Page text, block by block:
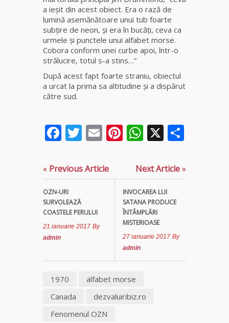
Rodica
singura
Mamei
Omida
vindecătoare
de farmece și
care
5 tipuri de
a ieşit din acest obiect. Era o rază de
lumină asemănătoare unui tub foarte
subţire de neon, şi era în bucăţi, ceva ca
urmele şi punctele unui alfabet morse.
Cobora conform unei curbe apoi, într-o
strălucire, totul s-a stins…”
După acest fapt foarte straniu, obiectul
a urcat la prima sa altitudine şi a dispărut
către sud.
Facebook
Twitter
EmailPinterest
WhatsApp
X
« Previous Article
OZN-URI
SURVOLEAZĂ
COASTELE PERULUI
21 ianuarie 2017 By
admin
Next Article»
INVOCAREA LUI
SATANA PRODUCE
ÎNTÂMPLĂRI
MISTERIOASE
27 ianuarie 2017 By
admin
1970
alfabet morse
Canada
dezvaluiribiz.ro
Fenomenul OZN